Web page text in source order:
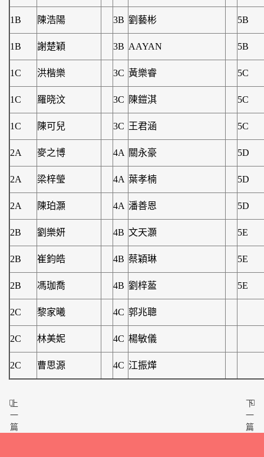
1B 陳浩陽 3B 劉藝彬 5B
1B 謝楚穎 3B AAYAN 5B
1C 洪楷樂 3C 黃樂睿 5C
1C 羅晓汶 3C 陳鎧淇 5C
1C 陳可兒 3C 王君涵 5C
2A 麥之博 4A 關永豪 5D
2A 梁梓瑩 4A 葉孝楠 5D
2A 陳珀灝 4A 潘善恩 5D
2B 劉樂妍 4B 文天灝 5E
2B 崔鈞皓 4B 蔡穎琳 5E
2B 馮珈喬 4B 劉梓萾 5E
2C 黎家曦 4C 郭兆聰
2C 林美妮 4C 楊敏儀
2C 曹思源 4C 江振燁
上
一
篇
下
一
篇